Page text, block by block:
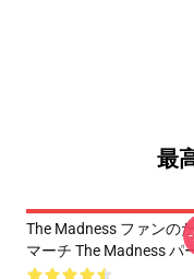
最
The Madness ファンの
マーチ The Madness パ